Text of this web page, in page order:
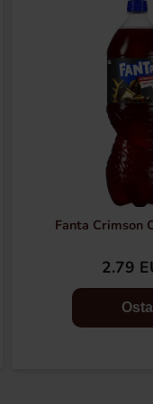
Fanta Crimson
2.79
Osta